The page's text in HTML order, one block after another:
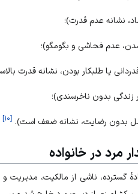
نشانه عدم قدرت)؛
عدم فحاشی و بگومگو)؛
یا طلبکار بودن، نشانه قدرت
زندگی بدون ناخرسندی)؛
بدون رضایت، نشانه ضعف است). [۱۰]
مرد در خانواده
گسترده، ناشی از مالکیت، مدیریت